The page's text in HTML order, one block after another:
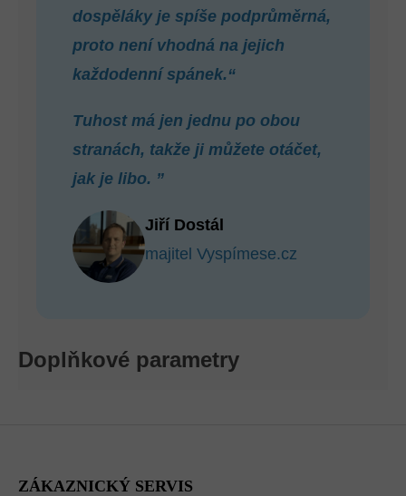
dospěláky je spíše podprůměrná,
proto není vhodná na jejich
každodenní spánek.“
Tuhost má jen jednu po obou
stranách, takže ji můžete otáčet,
jak je libo. ”
Jiří Dostál
majitel Vyspímese.cz
Doplňkové parametry
ZÁKAZNICKÝ SERVIS